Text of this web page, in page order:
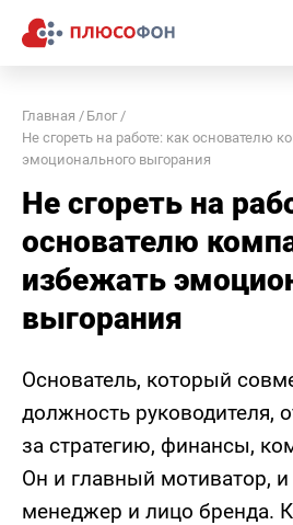
Главная
Блог
Не сгореть на работе: как основателю
эмоционального выгорания
Не сгореть на
основателю
избежать
выгорания
Основатель, который
должность руководителя,
за стратегию, финансы,
Он и главный мотиватор, и
менеджер и лицо бренда.